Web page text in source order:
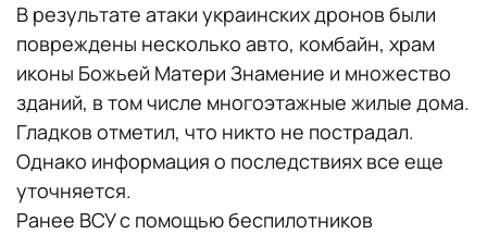
В результате атаки украинских дронов были
повреждены несколько авто, комбайн, храм
иконы Божьей Матери Знамение и множество
зданий, в том числе многоэтажные жилые дома.
Гладков отметил, что никто не пострадал.
Однако информация о последствиях все еще
уточняется.
Ранее ВСУ с помощью беспилотников